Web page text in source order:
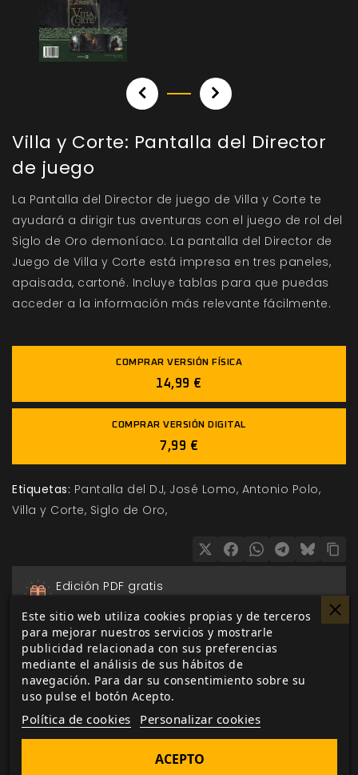
Villa y Corte: Pantalla del Director
de juego
La Pantalla del Director de juego de Villa y Corte te
ayudará a dirigir tus aventuras con el juego de rol del
Siglo de Oro demoníaco. La pantalla del Director de
Juego de Villa y Corte está impresa en tres paneles,
apaisada, cartoné. Incluye tablas para que puedas
acceder a la información más relevante fácilmente.
COMPRAR VERSIÓN FÍSICA
14,99 €
COMPRAR VERSIÓN DIGITAL
7,99 €
Etiquetas: Pantalla del DJ José Lomo Antonio Polo
Villa y Corte Siglo de Oro
Edición PDF gratis
productos.
Pago seguro
a través de Paypal, transferencia o tarjeta de
crédito.
Este sitio web utiliza cookies propias y de terceros
para mejorar nuestros servicios y mostrarle
publicidad relacionada con sus preferencias
mediante el análisis de sus hábitos de
navegación. Para dar su consentimiento sobre su
uso pulse el botón Acepto.
Política de cookies Personalizar cookies
ACEPTO